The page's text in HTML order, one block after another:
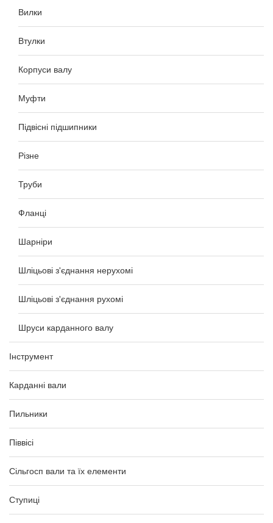
Вилки
Втулки
Корпуси валу
Муфти
Підвісні підшипники
Різне
Труби
Фланці
Шарніри
Шліцьові з'єднання нерухомі
Шліцьові з'єднання рухомі
Шруси карданного валу
Інструмент
Карданні вали
Пильники
Піввісі
Сільгосп вали та їх елементи
Ступиці